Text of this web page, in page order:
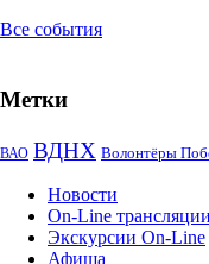
Все события
Метки
ВАО ВДНХ Волонтёры
Новости
On-Line трансляции
Экскурсии On-Line
Афиша